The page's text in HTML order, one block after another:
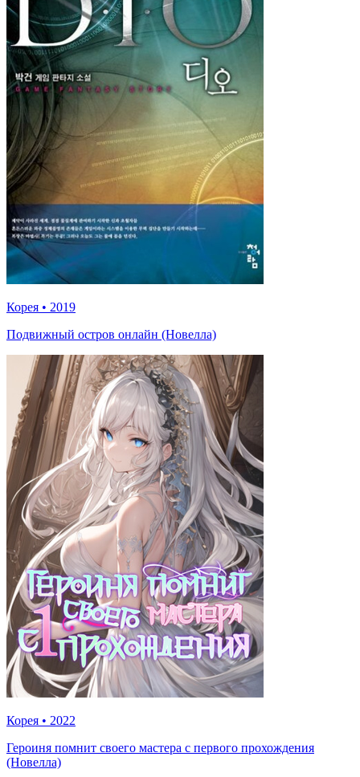
Корея • 2019
Подвижный остров онлайн (Новелла)
Корея • 2022
Героиня помнит своего мастера с первого прохождения
(Новелла)